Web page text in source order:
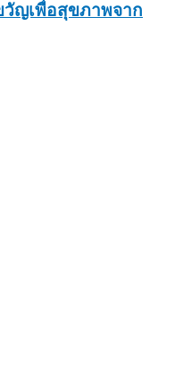
ญเพื่อสุขภาพจาก